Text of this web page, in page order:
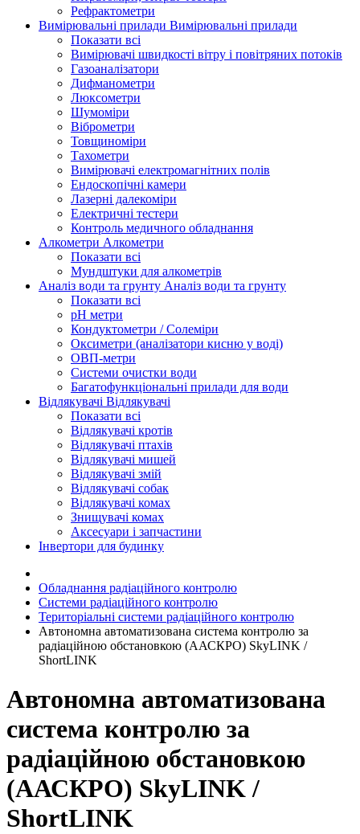
Рефрактометри
Вимірювальні прилади Вимірювальні прилади
Показати всі
Вимірювачі швидкості вітру і повітряних потоків
Газоаналізатори
Дифманометри
Люксометри
Шумоміри
Віброметри
Товщиноміри
Тахометри
Вимірювачі електромагнітних полів
Ендоскопічні камери
Лазерні далекоміри
Електричні тестери
Контроль медичного обладнання
Алкометри Алкометри
Показати всі
Мундштуки для алкометрів
Аналіз води та грунту Аналіз води та грунту
Показати всі
рН метри
Кондуктометри / Солеміри
Оксиметри (аналізатори кисню у воді)
ОВП-метри
Системи очистки води
Багатофункціональні прилади для води
Відлякувачі Відлякувачі
Показати всі
Відлякувачі кротів
Відлякувачі птахів
Відлякувачі мишей
Відлякувачі змій
Відлякувачі собак
Відлякувачі комах
Знищувачі комах
Аксесуари і запчастини
Інвертори для будинку
Обладнання радіаційного контролю
Системи радіаційного контролю
Територіальні системи радіаційного контролю
Автономна автоматизована система контролю за
радіаційною обстановкою (ААСКРО) SkyLINK /
ShortLINK
Автономна автоматизована
система контролю за
радіаційною обстановкою
(ААСКРО) SkyLINK /
ShortLINK